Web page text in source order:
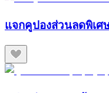
แจกคูปองส่วนลดพิเศ